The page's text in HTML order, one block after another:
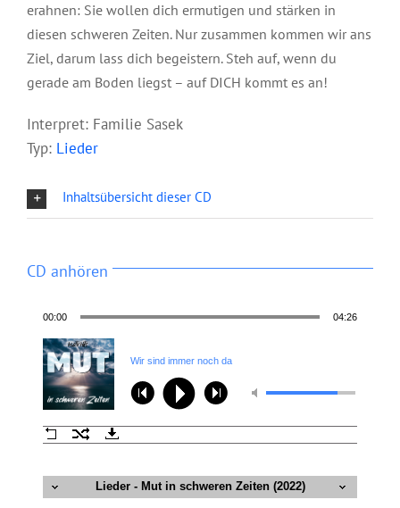
erahnen: Sie wollen dich ermutigen und stärken in
diesen schweren Zeiten. Nur zusammen kommen wir ans
Ziel, darum lass dich begeistern. Steh auf, wenn du
gerade am Boden liegst – auf DICH kommt es an!
Interpret: Familie Sasek
Typ: Lieder
Inhaltsübersicht dieser CD
CD anhören
00:00 04:26
Wir sind immer noch da
Lieder - Mut in schweren Zeiten (2022)